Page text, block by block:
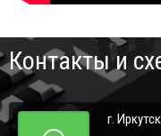
Контакты и
г.